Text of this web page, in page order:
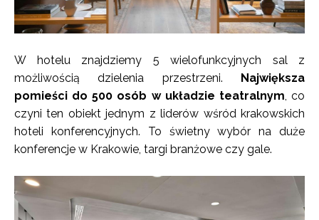
W hotelu znajdziemy 5 wielofunkcyjnych sal z
możliwością dzielenia przestrzeni. Największa
pomieści do 500 osób w układzie teatralnym , co
czyni ten obiekt jednym z liderów wśród krakowskich
hoteli konferencyjnych. To świetny wybór na duże
konferencje w Krakowie, targi branżowe czy gale.